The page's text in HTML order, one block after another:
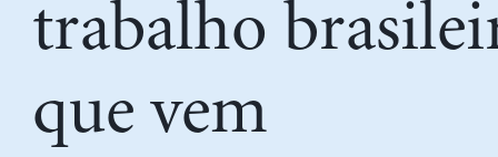
trabalho
que vem